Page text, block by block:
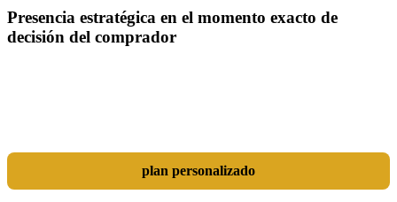
Presencia estratégica en el momento exacto de
decisión del comprador
plan personalizado